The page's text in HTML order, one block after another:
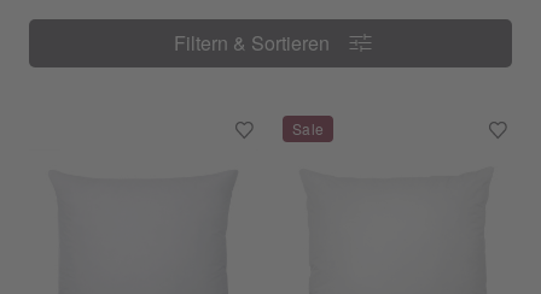
Filtern & Sortieren
Filtern & Sortieren